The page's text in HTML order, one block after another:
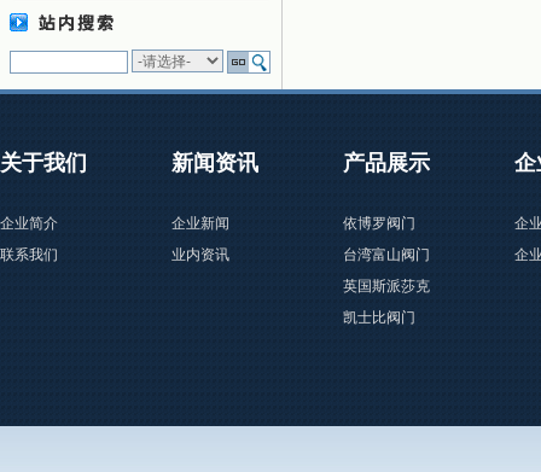
关于我们
企业简介
联系我们
新闻资讯
企业新闻
业内资讯
产品展示
依博罗阀门
台湾富山阀门
英国斯派莎克
凯士比阀门
企
企
企